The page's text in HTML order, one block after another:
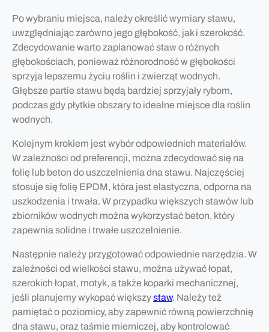
Po wybraniu miejsca, należy określić wymiary stawu,
uwzględniając zarówno jego głębokość, jak i szerokość.
Zdecydowanie warto zaplanować staw o różnych
głębokościach, ponieważ różnorodność w głębokości
sprzyja lepszemu życiu roślin i zwierząt wodnych.
Głębsze partie stawu będą bardziej sprzyjały rybom,
podczas gdy płytkie obszary to idealne miejsce dla roślin
wodnych.
Kolejnym krokiem jest wybór odpowiednich materiałów.
W zależności od preferencji, można zdecydować się na
folię lub beton do uszczelnienia dna stawu. Najczęściej
stosuje się folię EPDM, która jest elastyczna, odporna na
uszkodzenia i trwała. W przypadku większych stawów lub
zbiorników wodnych można wykorzystać beton, który
zapewnia solidne i trwałe uszczelnienie.
Następnie należy przygotować odpowiednie narzędzia. W
zależności od wielkości stawu, można używać łopat,
szerokich łopat, motyk, a także koparki mechanicznej,
jeśli planujemy wykopać większystaw. Należy też
pamiętać o poziomicy, aby zapewnić równą powierzchnię
dna stawu, oraz taśmie mierniczej, aby kontrolować